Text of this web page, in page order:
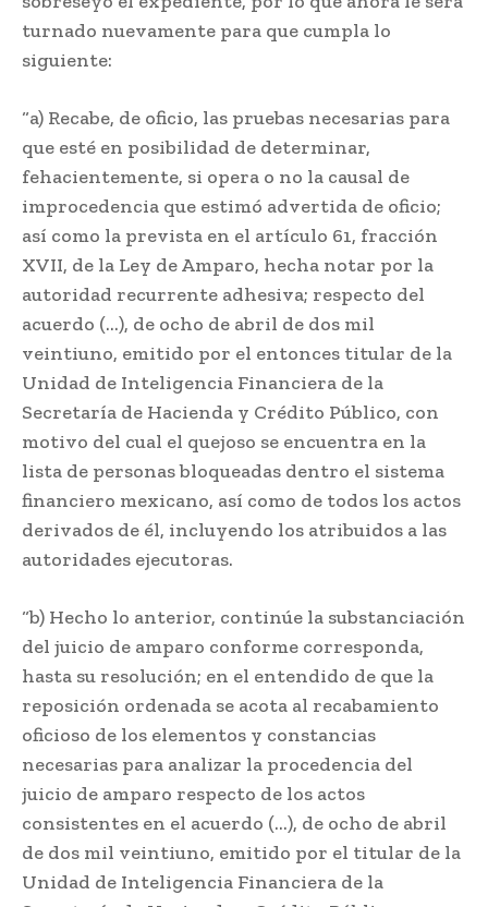
turnado nuevamente para que cumpla lo
siguiente:
“a) Recabe, de oficio, las pruebas necesarias para
que esté en posibilidad de determinar,
fehacientemente, si opera o no la causal de
improcedencia que estimó advertida de oficio;
así como la prevista en el artículo 61, fracción
XVII, de la Ley de Amparo, hecha notar por la
autoridad recurrente adhesiva; respecto del
acuerdo (…), de ocho de abril de dos mil
veintiuno, emitido por el entonces titular de la
Unidad de Inteligencia Financiera de la
Secretaría de Hacienda y Crédito Público, con
motivo del cual el quejoso se encuentra en la
lista de personas bloqueadas dentro el sistema
financiero mexicano, así como de todos los actos
derivados de él, incluyendo los atribuidos a las
autoridades ejecutoras.
“b) Hecho lo anterior, continúe la substanciación
del juicio de amparo conforme corresponda,
hasta su resolución; en el entendido de que la
reposición ordenada se acota al recabamiento
oficioso de los elementos y constancias
necesarias para analizar la procedencia del
juicio de amparo respecto de los actos
consistentes en el acuerdo (…), de ocho de abril
de dos mil veintiuno, emitido por el titular de la
Unidad de Inteligencia Financiera de la